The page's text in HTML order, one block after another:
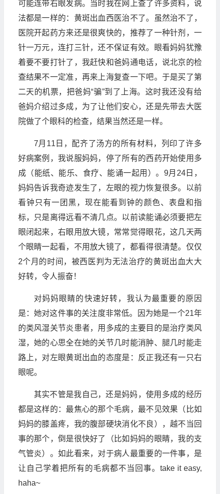
可能连带右眼发病。当时我在网上查了许多资料，说
法都是一样的：黄斑出血西医治不了。虽然治不了，
医院开起药方来还是很爽快的，推荐了一种针剂，一
针一万元，连打三针，还不保证有效。眼看妈妈犹豫
着要不要打针了，我赶快和爸妈通电话，说北京的检
查结果不一定准，再来上海复查一下吧。于是买了第
二天的机票，把爸妈“骗”到了上海。这时我还没有给
爸妈介绍过多成，为了让他们安心，还是先带去大医
院做了个眼科的检查，结果当然还是一样。
7月11日，配齐了汤方的所有材料，列印了许多
好病案例，我说服妈妈，停了所有的西药开始使用多
成（能纸、能乐、食疗、能诵一起用）。9月24日，
妈妈告诉我奇迹发生了，左眼的视力恢复很多。以前
看钟只有一团黑，现在能看到钟的颜色、表盘和指
标，只是离得远看不清几点。以前读能诵必须要把左
眼闭起来，右眼用放大镜，常常觉得眼花，这几天两
个眼睛一起看，不用放大镜了，都看得很清楚。仅仅
2个月的时间，被西医判为无法治疗的黄斑出血大大
好转，令人振奋！
对妈妈眼睛的快速好转，我认为最重要的原因
是：她对这件事的关注度非常低。因为她是一个21年
的类风湿关节炎患者，用多成的主要目的是治疗类风
湿，她的心思全在她的关节几时能消肿、腿几时能走
路上，对左眼黄斑出血的态度是：反正我还有一只右
眼呢。
其实不管是我自己，还是妈妈，使用多成的经历
都是这样的：最焦心的那个毛病，最不见效果（比如
妈妈的膝盖疼，我的腹部硬块消化不良），越不当回
事的那个，倒是很快好了（比如妈妈的眼睛，我的支
气管炎）。如此看来，对于病人最重要的一件事，是
让自己学着把所有的毛病都不当回事。take it easy,
haha~